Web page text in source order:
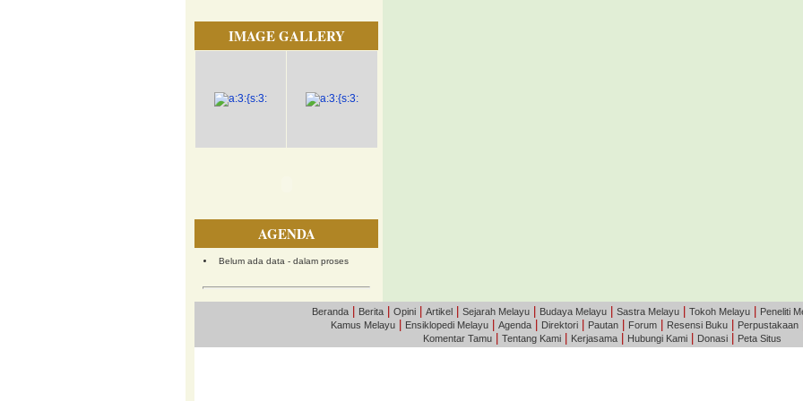
IMAGE GALLERY
AGENDA
Belum ada data - dalam proses
Beranda Berita Opini Artikel Sejarah Melayu Budaya Melayu Sastra Melayu Tokoh Melayu Peneliti
Kamus Melayu
Ensiklopedi Melayu Agenda Direktori Pautan Forum Resensi Buku Perpustakaan
Komentar Tamu
Tentang Kami Kerjasama Hubungi Kami Donasi Peta Situs